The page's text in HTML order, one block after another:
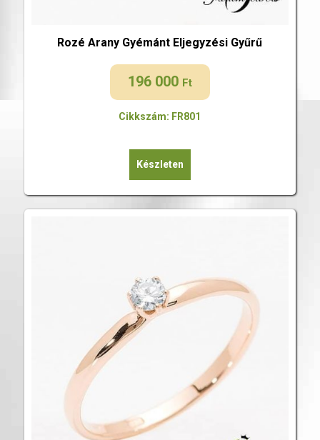
Rozé Arany Gyémánt Eljegyzési Gyűrű
196 000 Ft
Cikkszám: FR801
Készleten